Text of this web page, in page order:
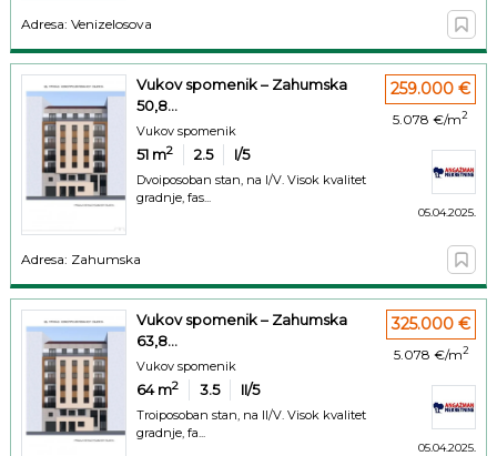
Adresa: Venizelosova
Vukov spomenik – Zahumska
50,8...
Vukov spomenik
51 m2 2.5 I/5
Dvoiposoban stan, na I/V. Visok kvalitet
gradnje, fas...
259.000 €
5.078 €/m2
05.04.2025.
Adresa: Zahumska
Vukov spomenik – Zahumska
63,8...
Vukov spomenik
64m2 3.5 II/5
Troiposoban stan, na II/V. Visok kvalitet
gradnje, fa...
325.000 €
5.078 €/m2
05.04.2025.